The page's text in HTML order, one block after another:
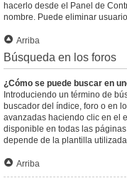
hacerlo desde el Panel de
nombre. Puede eliminar
Arriba
Búsqueda en los foros
¿Cómo se puede buscar en
Introduciendo un término de
buscador del índice, foro o en
avanzadas haciendo clic en el
disponible en todas las
depende de la plantilla
Arriba